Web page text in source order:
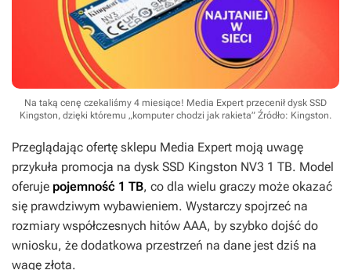
Na taką cenę czekaliśmy 4 miesiące! Media Expert przecenił dysk SSD
Kingston, dzięki któremu „komputer chodzi jak rakieta” Źródło: Kingston.
Przeglądając ofertę sklepu Media Expert moją uwagę
przykuła promocja na dysk SSD Kingston NV3 1 TB. Model
oferuje pojemność 1 TB, co dla wielu graczy może okazać
się prawdziwym wybawieniem. Wystarczy spojrzeć na
rozmiary współczesnych hitów AAA, by szybko dojść do
wniosku, że dodatkowa przestrzeń na dane jest dziś na
wagę złota.